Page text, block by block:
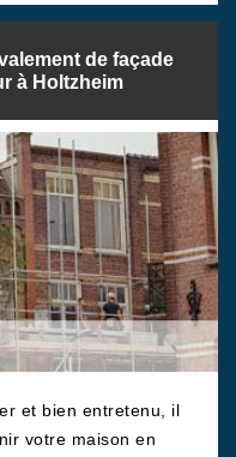
de façade
à Holtzheim
et bien entretenu, il
votre maison en